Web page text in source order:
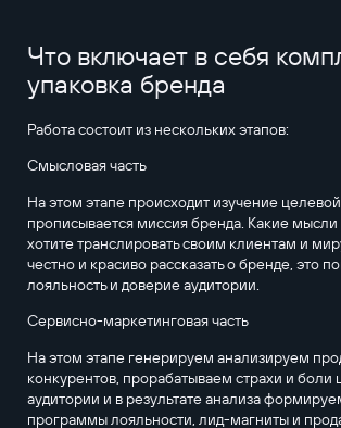
Что включает в себя
упаковка бренда
Работа состоит из нескольких этапов:
Cмысловая часть
На этом этапе происходит изучение
прописывается миссия бренда. Какие
хотите транслировать своим клиентам и
честно и красиво рассказать о бренде, это
лояльность и доверие аудитории.
Сервисно-маркетинговая часть
На этом этапе генерируем анализируем
конкурентов, прорабатываем страхи и боли
аудитории и в результате анализа
программы лояльности, лид-магниты и